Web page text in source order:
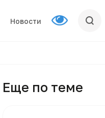
Новости
Еще по теме